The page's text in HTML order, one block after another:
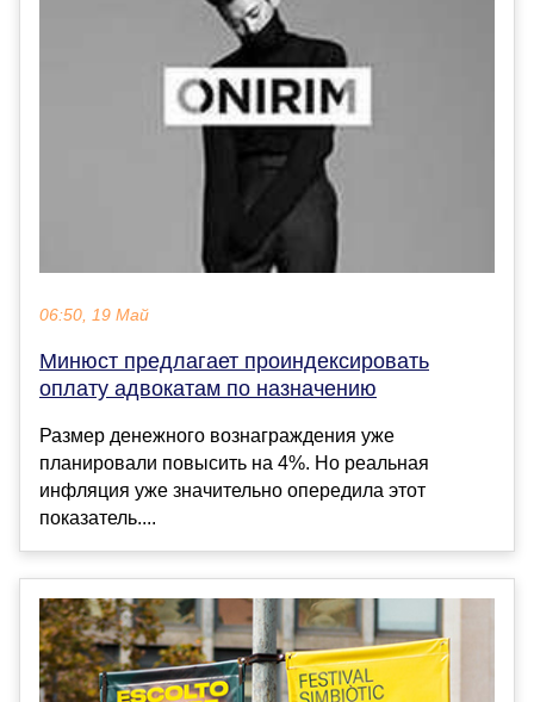
06:50, 19 Май
Минюст предлагает проиндексировать
оплату адвокатам по назначению
Размер денежного вознаграждения уже
планировали повысить на 4%. Но реальная
инфляция уже значительно опередила этот
показатель....